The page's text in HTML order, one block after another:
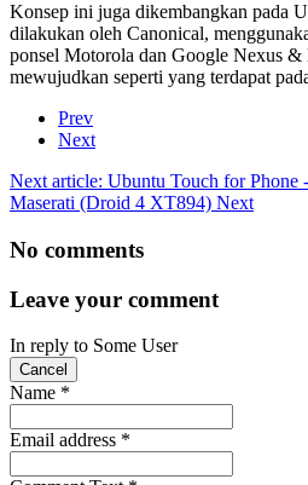
Konsep ini juga dikembangkan pada
dilakukan oleh Canonical,
ponsel Motorola dan Google Nexus &
mewujudkan seperti yang terdapat
Prev
Next
Next article: Ubuntu Touch for Phone
Maserati (Droid 4 XT894) Next
No comments
Leave your comment
In reply to Some User
Cancel
Name *
Email address *